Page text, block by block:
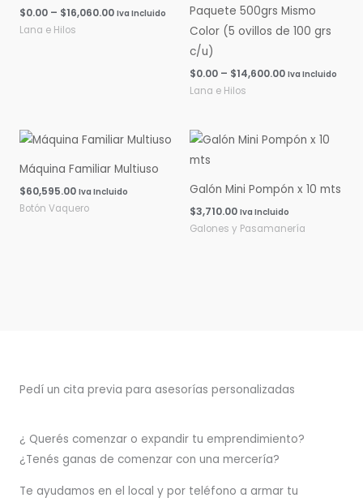
$0.00 – $16,060.00 Iva Incluido
Lana e Hilos
Paquete 500grs Mismo
Color (5 ovillos de 100 grs
c/u)
$0.00 – $14,600.00 Iva Incluido
Lana e Hilos
Máquina Familiar Multiuso
$60,595.00 Iva Incluido
Botón Vaquero
Galón Mini Pompón x 10 mts
$3,710.00 Iva Incluido
Galones y Pasamanería
Pedí un cita previa para asesorías personalizadas
¿ Querés comenzar o expandir tu emprendimiento?
¿Tenés ganas de comenzar con una mercería?
Te ayudamos en el local y por teléfono a armar tu